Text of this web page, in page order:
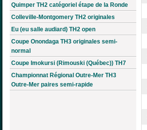
Quimper TH2 catégoriel étape de la Ronde
Colleville-Montgomery TH2 originales
Eu (eu salle audiard) TH2 open
Coupe Onondaga TH3 originales semi-
normal
Coupe Imokursi (Rimouski (Québec)) TH7
Championnat Régional Outre-Mer TH3
Outre-Mer paires semi-rapide